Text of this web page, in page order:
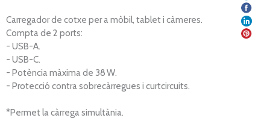
Carregador de cotxe per a mòbil, tableti càmeres.
Compta de 2 ports:
- USB-A.
- USB-C.
- Potència màxima de 38 W.
- Protecció contra sobrecàrregues i curtcircuits.
*Permet la càrrega simultània.